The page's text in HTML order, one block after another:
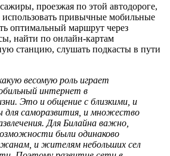
проезжая по этой автодороге,
привычные мобильные
оптимальный маршрут через
найти по онлайн-картам
станцию, слушать подкасты в пути
весомую роль играет
интернет в
Это и общение с близкими, и
для саморазвития, и множество
Для Билайна важно,
были одинаково
и жителям небольших сел